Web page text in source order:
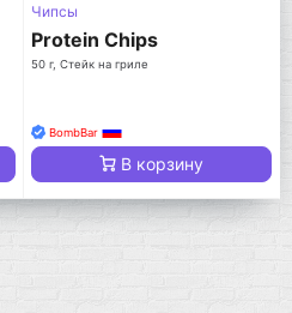
Чипсы
Protein Chips
50 г, Стейк на гриле
BombBar
В корзину